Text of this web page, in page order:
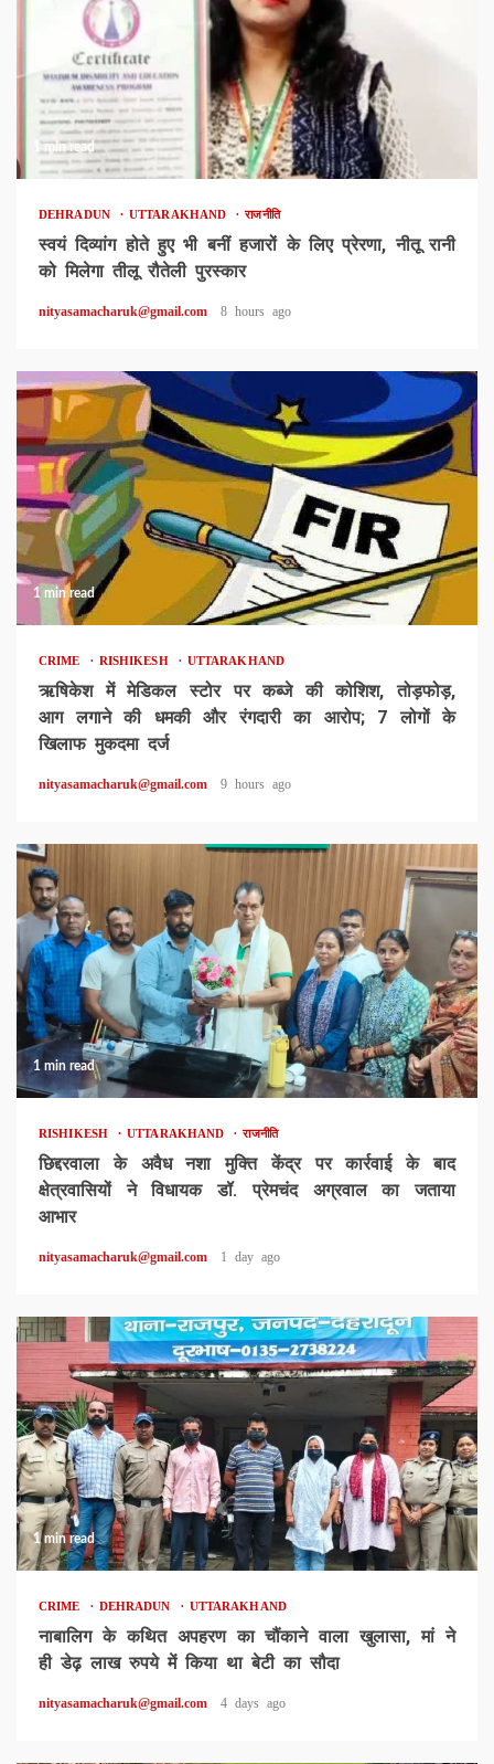
1 min read
DEHRADUN UTTARAKHAND राजनीति
स्वयं दिव्यांग होते हुए भी बनीं हजारों के लिए प्रेरणा, नीतू रानी
को मिलेगा तीलू रौतेली पुरस्कार
nityasamacharuk@gmail.com 8 hours ago
1 min read
CRIME RISHIKESH UTTARAKHAND
ऋषिकेश में मेडिकल स्टोर पर कब्जे की कोशिश, तोड़फोड़,
आग लगाने की धमकी और रंगदारी का आरोप; 7 लोगों के
खिलाफ मुकदमा दर्ज
nityasamacharuk@gmail.com 9 hours ago
1 min read
RISHIKESH UTTARAKHAND राजनीति
छिद्दरवाला के अवैध नशा मुक्ति केंद्र पर कार्रवाई के बाद
क्षेत्रवासियों ने विधायक डॉ. प्रेमचंद अग्रवाल का जताया
आभार
nityasamacharuk@gmail.com 1 day ago
1 min read
CRIME DEHRADUN UTTARAKHAND
नाबालिग के कथित अपहरण का चौंकाने वाला खुलासा, मां ने
ही डेढ़ लाख रुपये में किया था बेटी का सौदा
nityasamacharuk@gmail.com 4 days ago